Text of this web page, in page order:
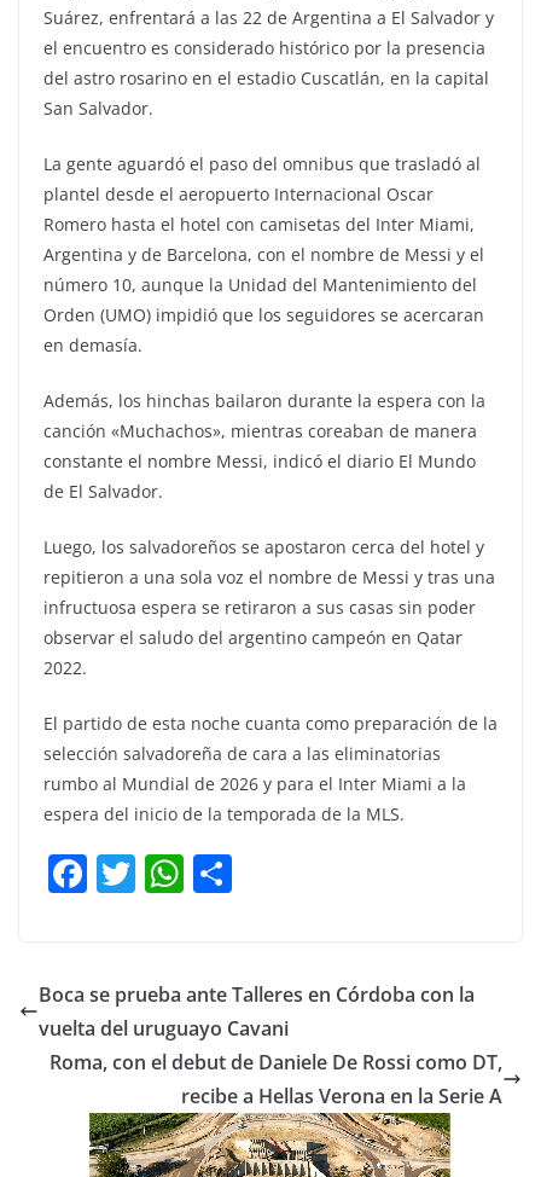
Suárez, enfrentará a las 22 de Argentina a El Salvador y
el encuentro es considerado histórico por la presencia
del astro rosarino en el estadio Cuscatlán, en la capital
San Salvador.
La gente aguardó el paso del omnibus que trasladó al
plantel desde el aeropuerto Internacional Oscar
Romero hasta el hotel con camisetas del Inter Miami,
Argentina y de Barcelona, con el nombre de Messi y el
número 10, aunque la Unidad del Mantenimiento del
Orden (UMO) impidió que los seguidores se acercaran
en demasía.
Además, los hinchas bailaron durante la espera con la
canción «Muchachos», mientras coreaban de manera
constante el nombre Messi, indicó el diario El Mundo
de El Salvador.
Luego, los salvadoreños se apostaron cerca del hotel y
repitieron a una sola voz el nombre de Messi y tras una
infructuosa espera se retiraron a sus casas sin poder
observar el saludo del argentino campeón en Qatar
2022.
El partido de esta noche cuanta como preparación de la
selección salvadoreña de cara a las eliminatorias
rumbo al Mundial de 2026 y para el Inter Miami a la
espera del inicio de la temporada de la MLS.
F
a
e
b
o
o
k
T
w
er
W
h
s
A
p
p
p
ar
tir
Boca se prueba ante Talleres en Córdoba con la
vuelta del uruguayo Cavani
Roma, con el debut de Daniele De Rossi como DT,
recibe a Hellas Verona en la Serie A